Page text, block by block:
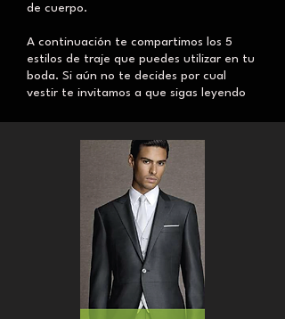
de cuerpo.
A continuación te compartimos los 5
estilos de traje que puedes utilizar en tu
boda. Si aún no te decides por cual
vestir te invitamos a que sigas leyendo